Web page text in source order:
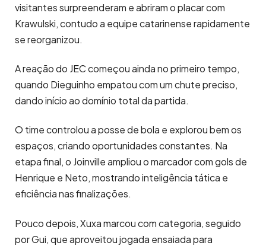
visitantes surpreenderam e abriram o placar com
Krawulski, contudo a equipe catarinense rapidamente
se reorganizou.
A reação do JEC começou ainda no primeiro tempo,
quando Dieguinho empatou com um chute preciso,
dando início ao domínio total da partida.
O time controlou a posse de bola e explorou bem os
espaços, criando oportunidades constantes. Na
etapa final, o Joinville ampliou o marcador com gols de
Henrique e Neto, mostrando inteligência tática e
eficiência nas finalizações.
Pouco depois, Xuxa marcou com categoria, seguido
por Gui, que aproveitou jogada ensaiada para